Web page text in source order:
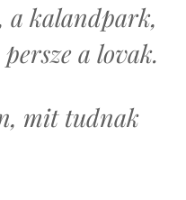
a kalandpark,
a lovak.
mit tudnak